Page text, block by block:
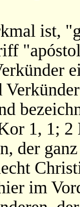
ist,
1, 1; 2
der
im